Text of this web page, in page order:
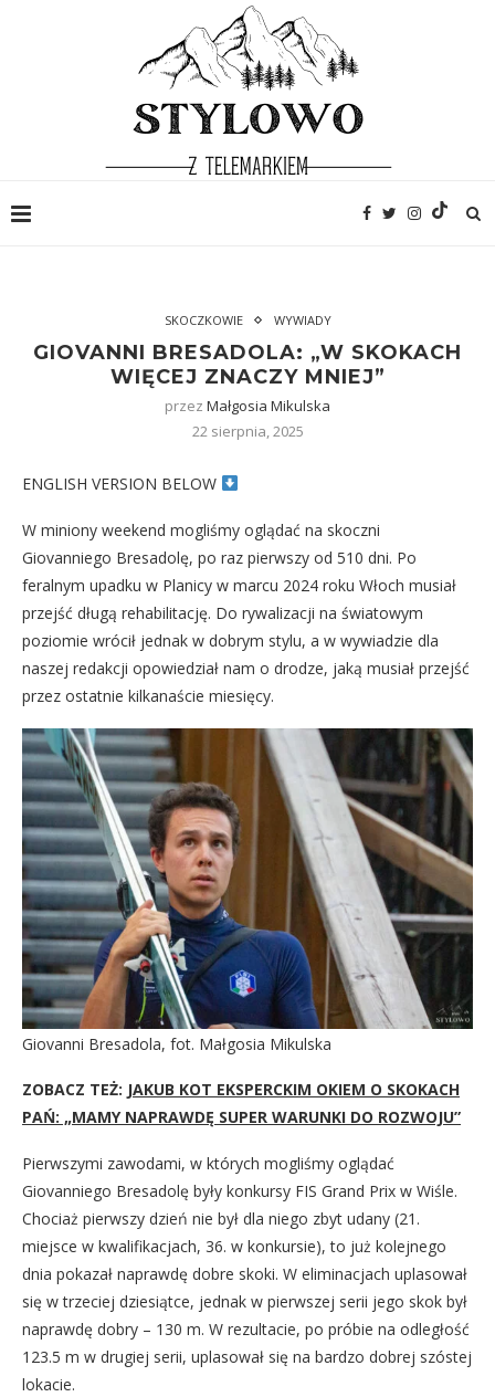
SKOCZKOWIE WYWIADY
GIOVANNI BRESADOLA: „W SKOKACH
WIĘCEJ ZNACZY MNIEJ”
przez Małgosia Mikulska
22 sierpnia, 2025
ENGLISH VERSION BELOW
W miniony weekend mogliśmy oglądać na skoczni
Giovanniego Bresadolę, po raz pierwszy od 510 dni. Po
feralnym upadku w Planicy w marcu 2024 roku Włoch musiał
przejść długą rehabilitację. Do rywalizacji na światowym
poziomie wrócił jednak w dobrym stylu, a w wywiadzie dla
naszej redakcji opowiedział nam o drodze, jaką musiał przejść
przez ostatnie kilkanaście miesięcy.
Giovanni Bresadola, fot. Małgosia Mikulska
ZOBACZ TEŻ: JAKUB KOT EKSPERCKIM OKIEM O SKOKACH
PAŃ: „MAMY NAPRAWDĘ SUPER WARUNKI DO ROZWOJU”
Pierwszymi zawodami, w których mogliśmy oglądać
Giovanniego Bresadolę były konkursy FIS Grand Prix w Wiśle.
Chociaż pierwszy dzień nie był dla niego zbyt udany (21.
miejsce w kwalifikacjach, 36. w konkursie), to już kolejnego
dnia pokazał naprawdę dobre skoki. W eliminacjach uplasował
się w trzeciej dziesiątce, jednak w pierwszej serii jego skok był
naprawdę dobry – 130 m. W rezultacie, po próbie na odległość
123.5 m w drugiej serii, uplasował się na bardzo dobrej szóstej
lokacie.